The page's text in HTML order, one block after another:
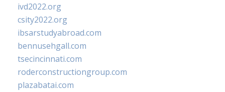
ivd2022.org
csity2022.org
ibsarstudyabroad.com
bennusehgall.com
tsecincinnati.com
roderconstructiongroup.com
plazabatai.com